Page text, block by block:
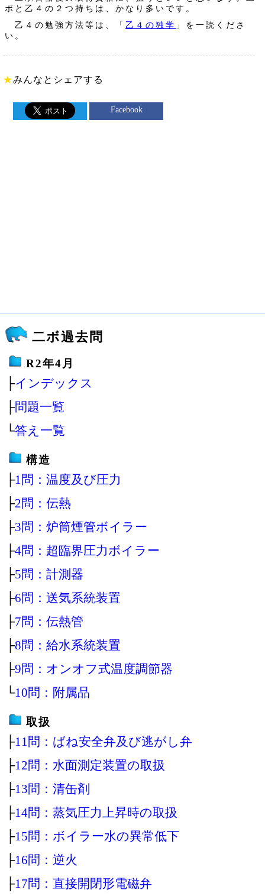
ボと乙４の２つ持ちは、かなり多いです。
乙４の勉強方法等は、「 乙４の独学 」を一読くださ
い。
★みんなとシェアする
Facebook
二ボ過去問
R2年4月
├インデックス
├問題一覧
└答え一覧
構造
├1問：温度及び圧力
├2問：伝熱
├3問：炉筒煙管ボイラー
├4問：超臨界圧力ボイラー
├5問：計測器
├6問：送気系統装置
├7問：伝熱管
├8問：給水系統装置
├9問：オンオフ式温度調節器
└10問：附属品
取扱
├11問：ばね安全弁及び逃がし弁
├12問：水面測定装置の取扱
├13問：清缶剤
├14問：蒸気圧力上昇時の取扱
├15問：ボイラー水の異常低下
├16問：逆火
├17問：直接開閉形電磁弁